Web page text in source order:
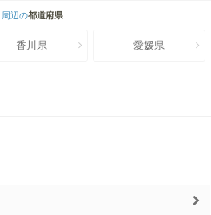
周辺の都道府県
香川県 愛媛県